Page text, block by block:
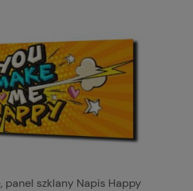
panel szklany Napis Happy